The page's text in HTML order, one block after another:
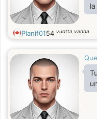
Planif0154 vuotta vanha